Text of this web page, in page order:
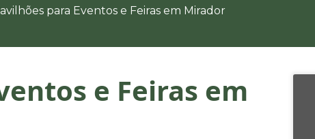
para Eventos e Feiras em Mirador
e Feiras em